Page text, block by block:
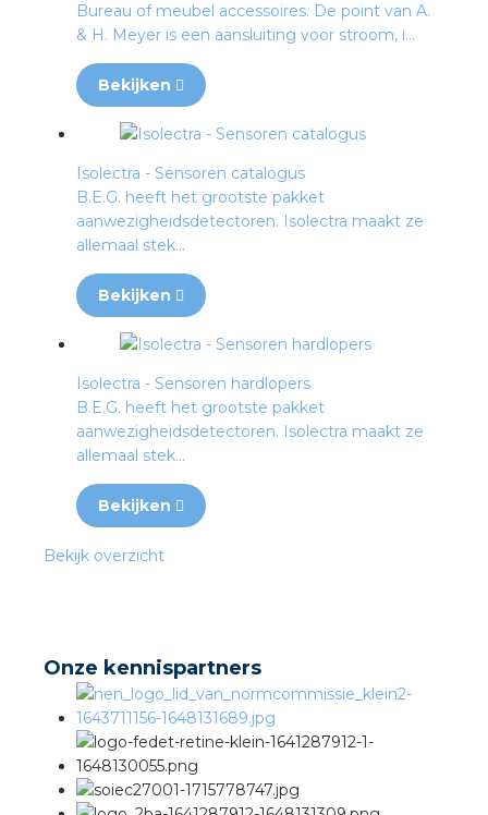
Bureau of meubel accessoires. De point van A.
& H. Meyer is een aansluiting voor stroom, i...
Bekijken
Isolectra - Sensoren catalogus
B.E.G. heeft het grootste pakket
aanwezigheidsdetectoren. Isolectra maakt ze
allemaal stek...
Bekijken
Isolectra - Sensoren hardlopers
B.E.G. heeft het grootste pakket
aanwezigheidsdetectoren. Isolectra maakt ze
allemaal stek...
Bekijken
Bekijk overzicht
Onze kennispartners